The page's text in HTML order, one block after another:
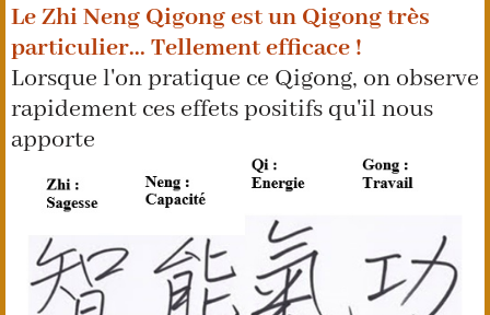
Le Zhi Neng Qigong est un Qigong très
particulier... Tellement efficace !
Lorsque l'on pratique ce Qigong, on observe
rapidement ces effets positifs qu'il nous
apporte